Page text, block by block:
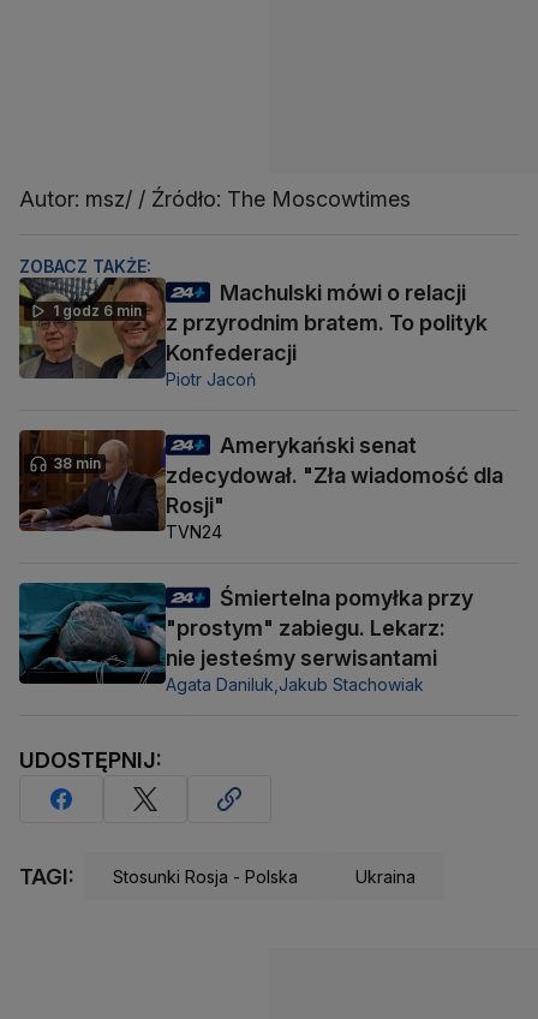
Autor: msz/ / Źródło: The Moscowtimes
ZOBACZ TAKŻE:
1 godz 6 min
Machulski mówi o relacji
z przyrodnim bratem. To polityk
Konfederacji
Piotr Jacoń
38 min
Amerykański senat
zdecydował. "Zła wiadomość dla
Rosji"
TVN24
Śmiertelna pomyłka przy
"prostym" zabiegu. Lekarz:
nie jesteśmy serwisantami
Agata Daniluk, Jakub Stachowiak
UDOSTĘPNIJ:
TAGI: Stosunki Rosja - Polska Ukraina